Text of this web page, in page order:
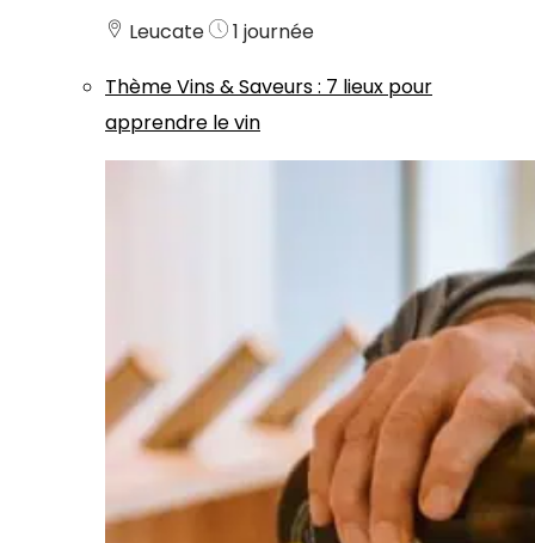
Leucate
1 journée
ThèmeVins & Saveurs: 7 lieux pour
apprendre le vin